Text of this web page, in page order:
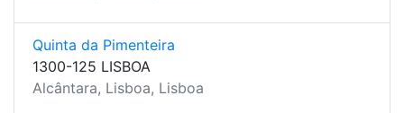
Quinta da Pimenteira
1300-125 LISBOA
Alcântara, Lisboa, Lisboa